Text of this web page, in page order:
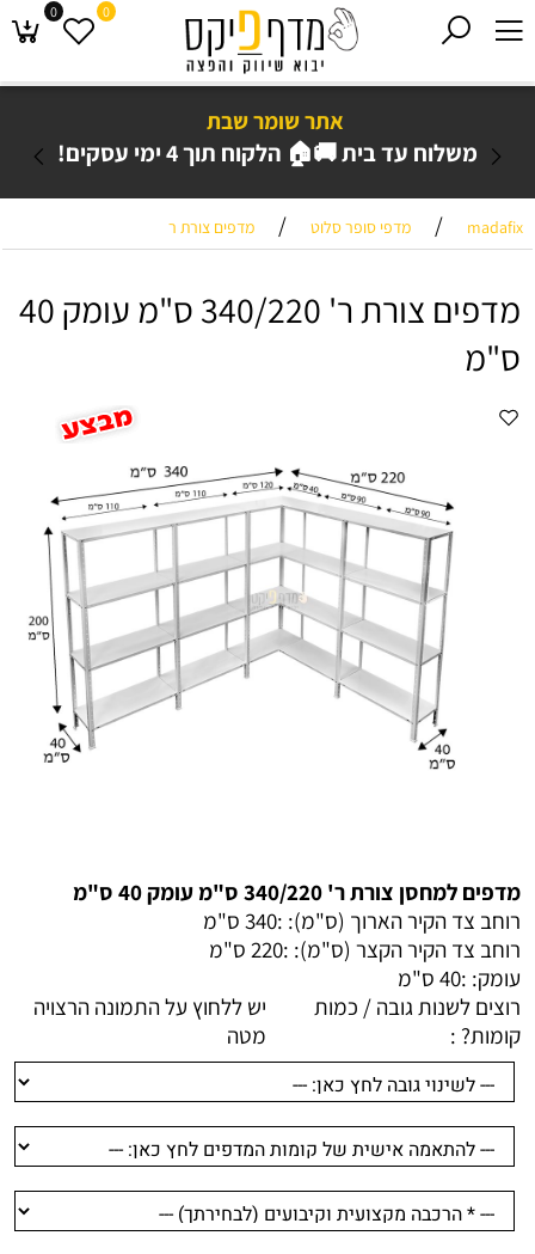
אתר שומר שבת
משלוח עד בית 🚚🏠 הלקוח תוך 4 ימי עסקים!
0 0
madafix
/ מדפי סופר סלוט / מדפים צורת ר
מדפים צורת ר' 340/220 ס"מ עומק 40
ס"מ
מדפים למחסן צורת ר' 340/220 ס"מ עומק 40 ס"מ
רוחב צד הקיר הארוך (ס"מ): :340 ס"מ
רוחב צד הקיר הקצר (ס"מ): :220 ס"מ
עומק: :40 ס"מ
רוצים לשנות גובה / כמות
קומות? :
יש ללחוץ על התמונה הרצויה
מטה